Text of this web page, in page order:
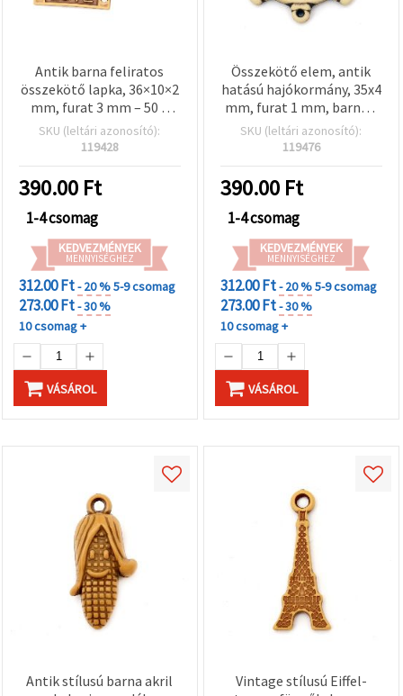
Antik barna feliratos
összekötő lapka, 36×10×2
mm, furat 3 mm – 50 g
(kb. 88 db)
SKU (leltári azonosító):
119428
390.00 Ft
1-4 csomag
KEDVEZMÉNYEK
MENNYISÉGHEZ
312.00 Ft- 20 %5-9 csomag
273.00 Ft- 30 %
10 csomag +
VÁSÁROL
Összekötő elem, antik
hatású hajókormány, 35x4
mm, furat 1 mm, barna –
50 g (~13 db)
SKU (leltári azonosító):
119476
390.00 Ft
1-4 csomag
KEDVEZMÉNYEK
MENNYISÉGHEZ
312.00 Ft- 20 %5-9 csomag
273.00 Ft- 30 %
10 csomag +
VÁSÁROL
Antik stílusú barna akril
Vintage stílusú Eiffel-